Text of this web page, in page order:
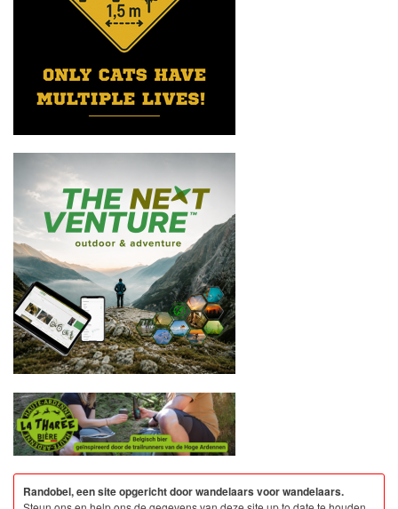
Randobel, een site opgericht door wandelaars voor wandelaars.